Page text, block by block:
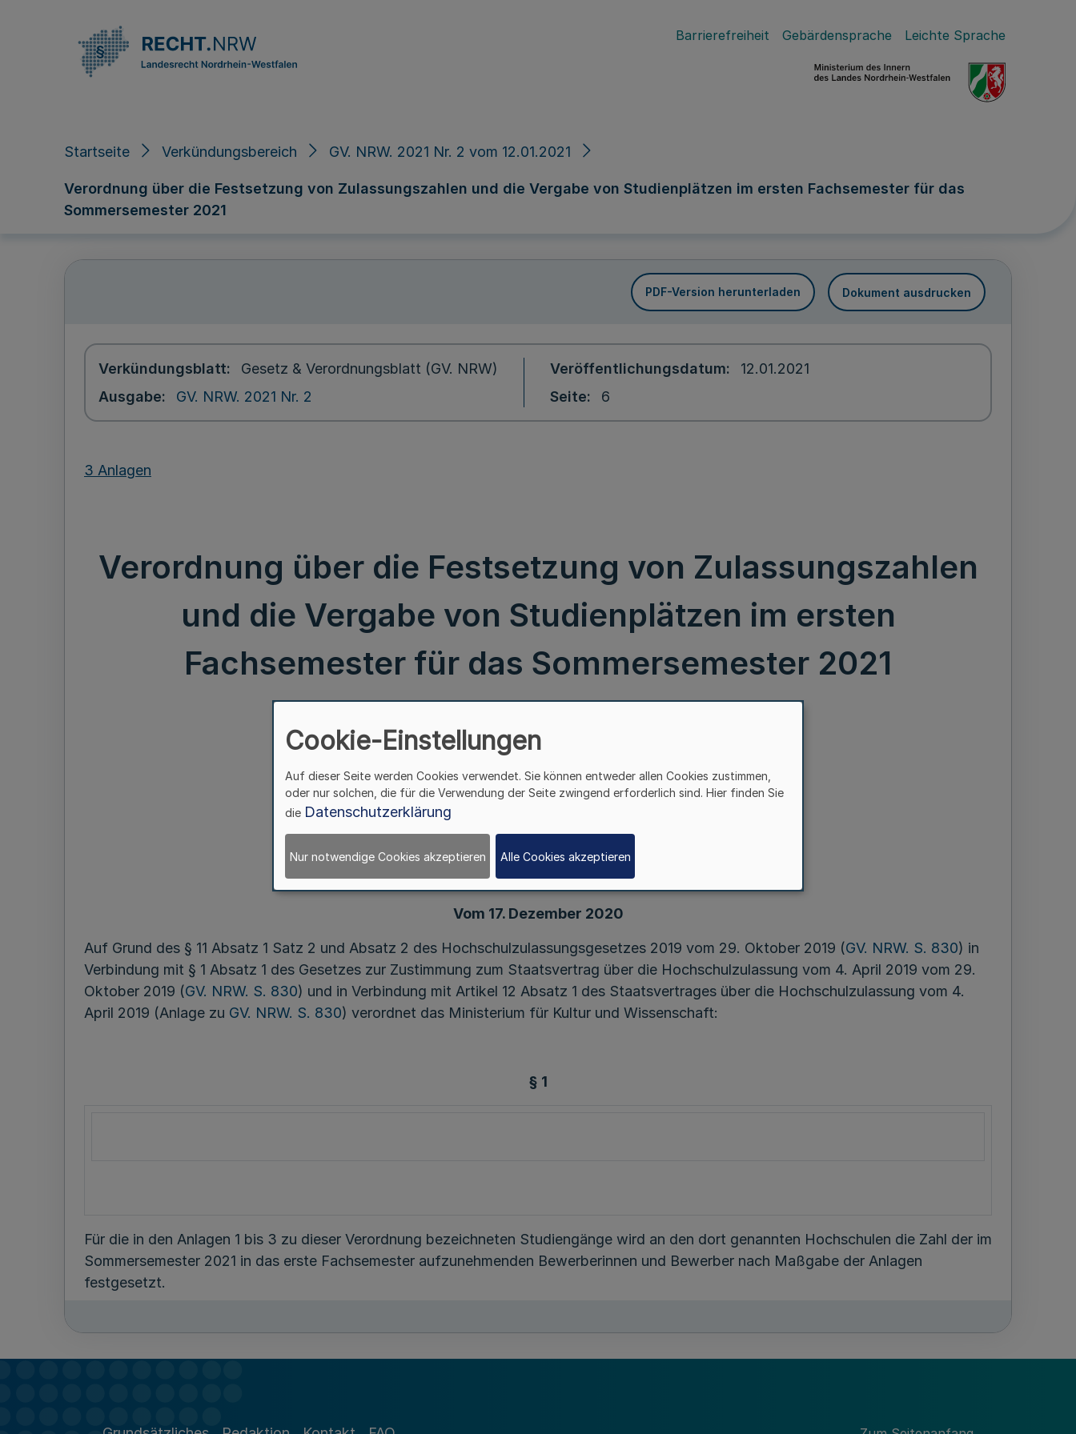
Barrierefreiheit Gebärdensprache Leichte Sprache
Startseite Verkündungsbereich GV. NRW. 2021 Nr. 2 vom 12.01.2021
Verordnung über die Festsetzung von Zulassungszahlen und die Vergabe von Studienplätzen im ersten Fachsemester für das
Sommersemester 2021
PDF-Version herunterladen Dokument ausdrucken
Verkündungsblatt
Gesetz & Verordnungsblatt (GV. NRW)
Ausgabe
GV. NRW. 2021 Nr. 2
Veröffentlichungsdatum
12.01.2021
Seite
6
3 Anlagen
Verordnung über die Festsetzung von Zulassungszahlen
und die Vergabe von Studienplätzen im ersten
Fachsemester für das Sommersemester 2021
Verordnung
über die Festsetzung von Zulassungszahlen
und die Vergabe von Studienplätzen
Vom 17. Dezember 2020
Auf Grund des § 11 Absatz 1 Satz 2 und Absatz 2 des Hochschulzulassungsgesetzes 2019 vom 29. Oktober 2019 (GV. NRW. S. 830) in
Verbindung mit § 1 Absatz 1 des Gesetzes zur Zustimmung zum Staatsvertrag über die Hochschulzulassung vom 4. April 2019 vom 29.
Oktober 2019 (GV. NRW. S. 830) und in Verbindung mit Artikel 12 Absatz 1 des Staatsvertrages über die Hochschulzulassung vom 4.
April 2019 (Anlage zu GV. NRW. S. 830) verordnet das Ministerium für Kultur und Wissenschaft:
§ 1
Für die in den Anlagen 1 bis 3 zu dieser Verordnung bezeichneten Studiengänge wird an den dort genannten Hochschulen die Zahl der im
Sommersemester 2021 in das erste Fachsemester aufzunehmenden Bewerberinnen und Bewerber nach Maßgabe der Anlagen
festgesetzt.
Hochschulreife vermittelt. Bei den Studiengängen der Anlage 3 sind auch Bewerberinnen und Bewerber mit Fachhochschulreife
Cookie-Einstellungen
Auf dieser Seite werden Cookies verwendet. Sie können entweder allen Cookies zustimmen,
oder nur solchen, die für die Verwendung der Seite zwingend erforderlich sind. Hier finden Sie
die Datenschutzerklärung
Nur notwendige Cookies akzeptieren Alle Cookies akzeptieren